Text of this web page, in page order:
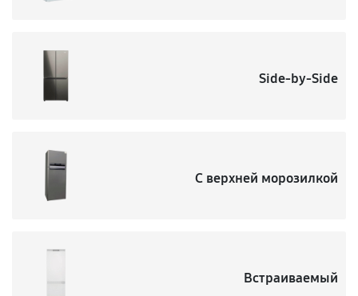
Side-by-Side
С верхней морозилкой
Встраиваемый